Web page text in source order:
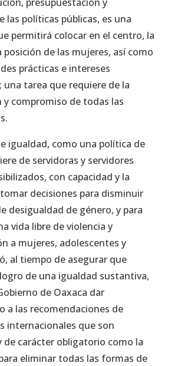
las políticas públicas, es una
permitirá colocar en el centro, la
posición de las mujeres, así como
prácticas e intereses
tarea que requiere de la
y compromiso de todas las
igualdad, como una política de
de servidoras y servidores
con capacidad y la
decisiones para disminuir
desigualdad de género, y para
vida libre de violencia y
a mujeres, adolescentes y
al tiempo de asegurar que
de una igualdad sustantiva,
de Oaxaca dar
a las recomendaciones de
internacionales que son
de carácter obligatorio como la
eliminar todas las formas de